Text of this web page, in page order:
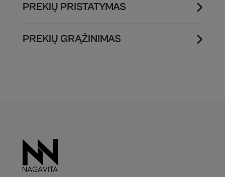
PREKIŲ PRISTATYMAS
PREKIŲ GRĄŽINIMAS